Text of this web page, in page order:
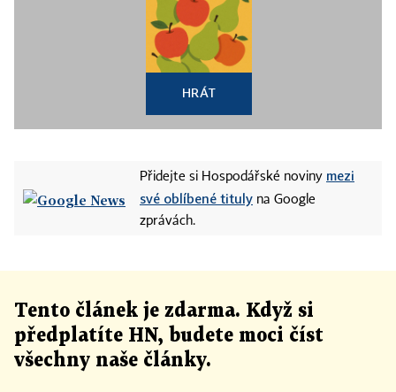
HRÁT
Přidejte si Hospodářské noviny mezi
své oblíbené tituly na Google
zprávách.
Tento článek je zdarma. Když si
předplatíte HN, budete moci číst
všechny naše články.